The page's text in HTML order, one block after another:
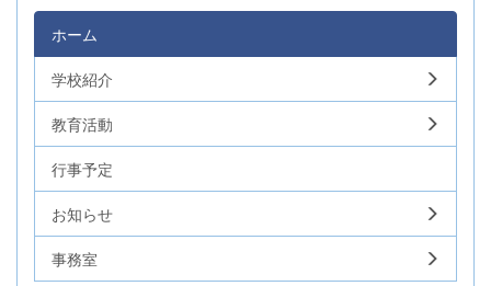
ホーム
学校紹介
教育活動
行事予定
お知らせ
事務室